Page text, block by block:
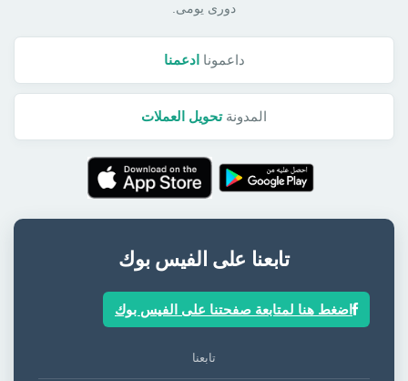
دورى يومى.
داعمونا ادعمنا
المدونةتحويل العملات
تابعنا على الفيس بوك
اضغط هنا لمتابعة صفحتنا على الفيس بوك
تابعنا